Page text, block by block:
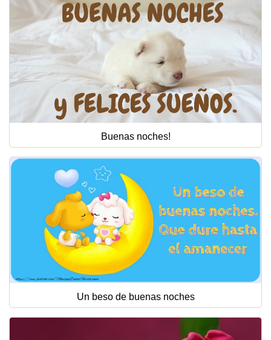
Buenas noches!
Un beso de buenas noches